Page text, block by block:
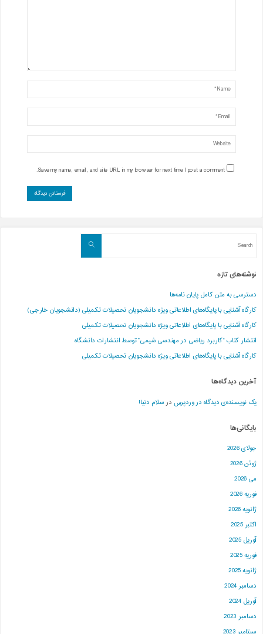
Save my name, email, and site URL in my browser for next time I post a comment.
Search
نوشته‌های تازه
دسترسی به متن کامل پایان نامه‌ها
کارگاه آشنایی با پایگاه‌های اطلاعاتی ویژه دانشجویان تحصیلات تکمیلی (دانشجویان خارجی)
کارگاه آشنایی با پایگاه‌های اطلاعاتی ویژه دانشجویان تحصیلات تکمیلی
انتشار کتاب “کاربرد ریاضی در مهندسی شیمی” توسط انتشارات دانشگاه
کارگاه آشنایی با پایگاه‌های اطلاعاتی ویژه دانشجویان تحصیلات تکمیلی
آخرین دیدگاه‌ها
یک نویسنده‌ی دیدگاه در وردپرس در سلام دنیا!
بایگانی‌ها
جولای 2026
ژوئن 2026
می 2026
فوریه 2026
ژانویه 2026
اکتبر 2025
آوریل 2025
فوریه 2025
ژانویه 2025
دسامبر 2024
آوریل 2024
دسامبر 2023
سپتامبر 2023